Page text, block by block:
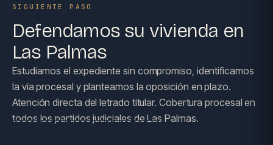
SIGUIENTE PASO
Defendamos su vivienda en
Las Palmas
Estudiamos el expediente sin compromiso, identificamos
la vía procesal y planteamos la oposición en plazo.
Atención directa del letrado titular. Cobertura procesal en
todos los partidos judiciales de Las Palmas.